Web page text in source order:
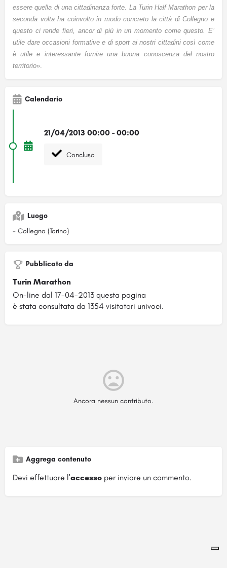
essere quella di una cittadinanza forte. La Turin Half Marathon per la
seconda volta ha coinvolto in modo concreto la città di Collegno e
questo ci rende fieri, ancor di più in un momento come questo. E’
utile dare occasioni formative e di sport ai nostri cittadini così come
è utile e interessante fornire una buona conoscenza del nostro
territorio».
Calendario
21/04/2013 00:00 - 00:00
Concluso
Luogo
- Collegno (Torino)
Pubblicato da
Turin Marathon
On-line dal 17-04-2013 questa pagina
è stata consultata da 1354 visitatori univoci.
Ancora nessun contributo.
Aggrega contenuto
Devi effettuare l'accesso per inviare un commento.